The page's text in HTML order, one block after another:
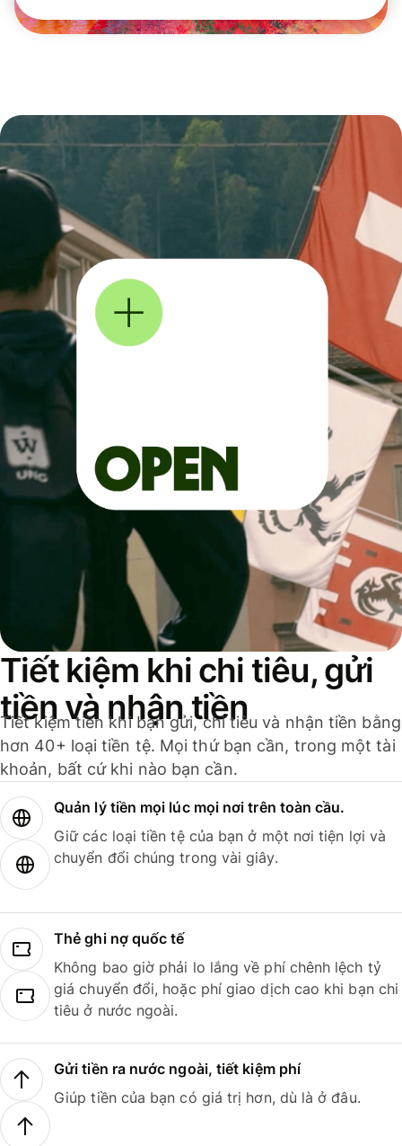
Tiết kiệm khi chi tiêu, gửi
tiền và nhận tiền
Tiết kiệm tiền khi bạn gửi, chi tiêu và nhận tiền bằng
hơn 40+ loại tiền tệ. Mọi thứ bạn cần, trong một tài
khoản, bất cứ khi nào bạn cần.
Quản lý tiền mọi lúc mọi nơi trên toàn cầu.
Giữ các loại tiền tệ của bạn ở một nơi tiện lợi và
chuyển đổi chúng trong vài giây.
Thẻ ghi nợ quốc tế
Không bao giờ phải lo lắng về phí chênh lệch tỷ
giá chuyển đổi, hoặc phí giao dịch cao khi bạn chi
tiêu ở nước ngoài.
Gửi tiền ra nước ngoài, tiết kiệm phí
Giúp tiền của bạn có giá trị hơn, dù là ở đâu.